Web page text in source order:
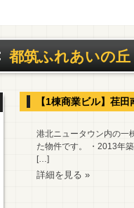
都筑ふれあいの丘
【1棟商業ビル】荏田
港北ニュータウン内の一
た物件です。 ・2013年
[…]
詳細を見る »